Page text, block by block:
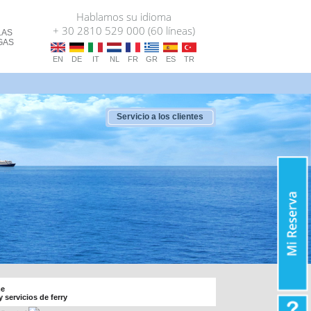
Hablamos su idioma
+ 30 2810 529 000 (60 líneas)
EN DE IT NL FR GR ES TR
Servicio a los clientes
servicios de ferry